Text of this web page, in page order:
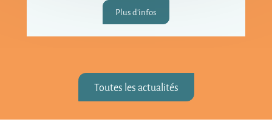
Plus d'infos
Toutes les actualités